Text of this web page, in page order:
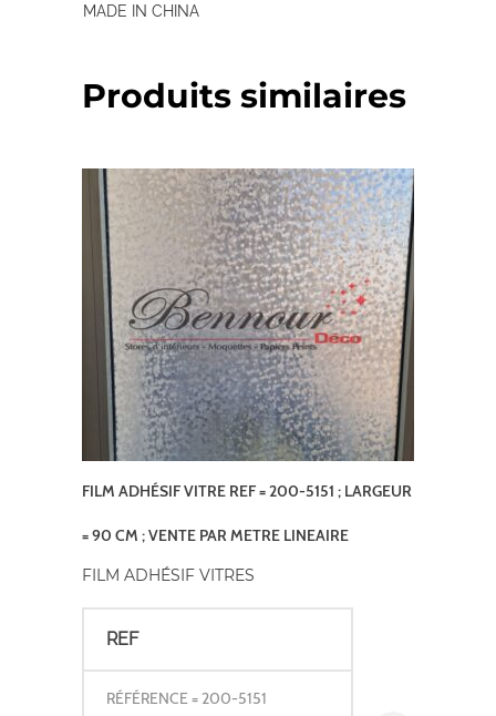
MADE IN CHINA
Produits similaires
FILM ADHÉSIF VITRE REF = 200-5151 ; LARGEUR
= 90 CM ; VENTE PAR METRE LINEAIRE
FILM ADHÉSIF VITRES
REF
RÉFÉRENCE = 200-5151